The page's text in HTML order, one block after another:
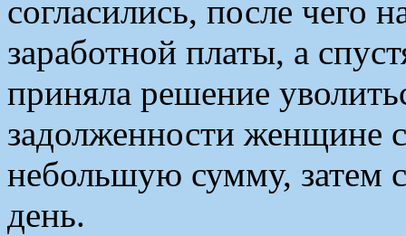
согласились, после чего
заработной платы, а
приняла решение
задолженности женщине
небольшую сумму, затем
день.